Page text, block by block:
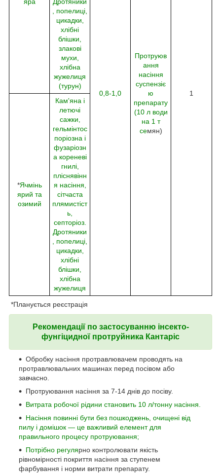
, попелиці,
цикадки,
хлібні
блішки,
злакові
мухи,
хлібна
жужелиця
(турун)
0,8-1,0
Протруюв
ання
насіння
суспензіє
ю
препарату
(10 л води
на 1 т
семян)
1
*Ячмінь
ярий та
озимий
Кам'яна і
летючі
сажки,
гельмінтос
поріозна і
фузаріозн
а кореневі
гнилі,
пліснявінн
я насіння,
сітчаста
плямистіст
ь,
септоріоз.
Дротяники
, попелиці,
цикадки,
хлібні
блішки,
хлібна
жужелиця
*Планується реєстрація
Рекомендації по застосуванню інсекто-
фунгіцидної протруйника Кантаріс
Обробку насіння протравлювачем проводять на
протравлювальних машинах перед посівом або
завчасно.
Протруювання насіння за 7-14 днів до посіву.
Витрата робочої рідини становить 10 л/тонну насіння.
Насіння повинні бути без пошкоджень, очищені від
пилу і домішок — це важливий елемент для
правильного процесу протруювання;
Потрібно регулярно контролювати якість
рівномірності покриття насіння за ступенем
фарбування і норми витрати препарату.